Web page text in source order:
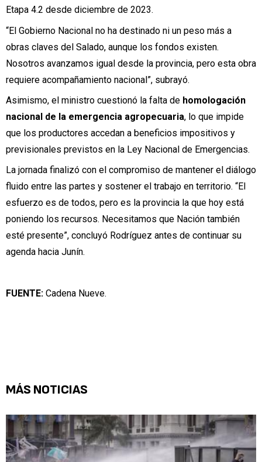
Etapa 4.2 desde diciembre de 2023.
“El Gobierno Nacional no ha destinado ni un peso más a
obras claves del Salado, aunque los fondos existen.
Nosotros avanzamos igual desde la provincia, pero esta obra
requiere acompañamiento nacional”, subrayó.
Asimismo, el ministro cuestionó la falta de homologación
nacional de la emergencia agropecuaria, lo que impide
que los productores accedan a beneficios impositivos y
previsionales previstos en la Ley Nacional de Emergencias.
La jornada finalizó con el compromiso de mantener el diálogo
fluido entre las partes y sostener el trabajo en territorio. “El
esfuerzo es de todos, pero es la provincia la que hoy está
poniendo los recursos. Necesitamos que Nación también
esté presente”, concluyó Rodríguez antes de continuar su
agenda hacia Junín.
FUENTE: Cadena Nueve.
MÁS NOTICIAS